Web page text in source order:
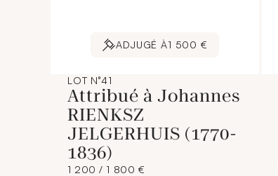
ADJUGÉ À1 500 €
LOT N°41
Attribué à Johannes
RIENKSZ
JELGERHUIS (1770-
1836)
1 200 / 1 800 €